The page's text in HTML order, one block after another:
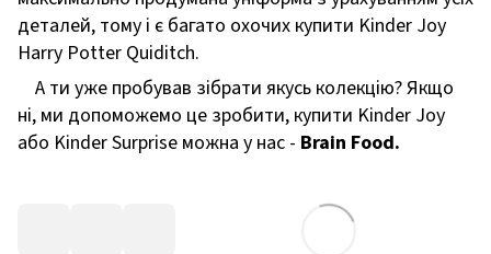
деталей, тому і є багато охочих купити Kinder Joy
Harry Potter Quiditch.
А ти уже пробував зібрати якусь колекцію? Якщо
ні, ми допоможемо це зробити, купити Kinder Joy
або Kinder Surprise можна у нас - Brain Food.